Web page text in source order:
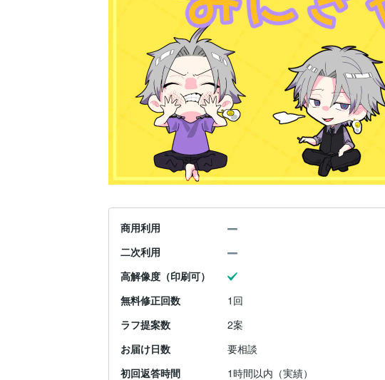
商用利用
二次利用
高解像度（印刷可）
無料修正回数
1回
ラフ提案数
2案
お届け日数
要相談
初回返答時間
1時間以内（実績）